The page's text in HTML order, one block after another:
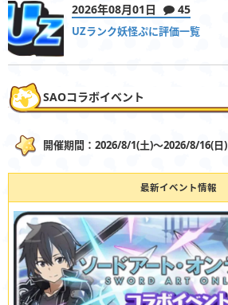
2026年08月01日 45
UZランク妖怪ぷに評価一覧
SAOコラボイベント
開催期間：2026/8/1(土)〜2026/8/16(日)
最新イベント情報